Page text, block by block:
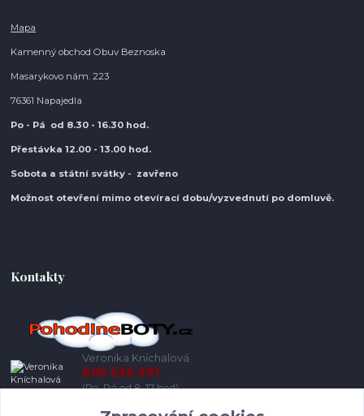
Mapa
Kamenný obchod Obuv Beznoska
Masarykovo nám. 223
76361 Napajedla
Po - Pá od 8.30 - 16.30 hod.
Přestávka 12.00 - 13.00 hod.
Sobota a státní svátky - zavřeno
Možnost otevření mimo otevírací dobu/vyzvednutí po domluvě.
Kontakty
Veronika Kníchalová
605 536 591
(Po-Pá od 8-17 hod)